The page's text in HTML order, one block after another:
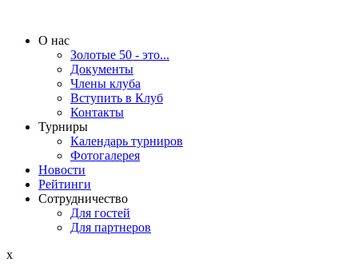
О нас
Золотые 50 - это...
Документы
Члены клуба
Вступить в Клуб
Контакты
Турниры
Календарь турниров
Фотогалерея
Новости
Рейтинги
Сотрудничество
Для гостей
Для партнеров
x